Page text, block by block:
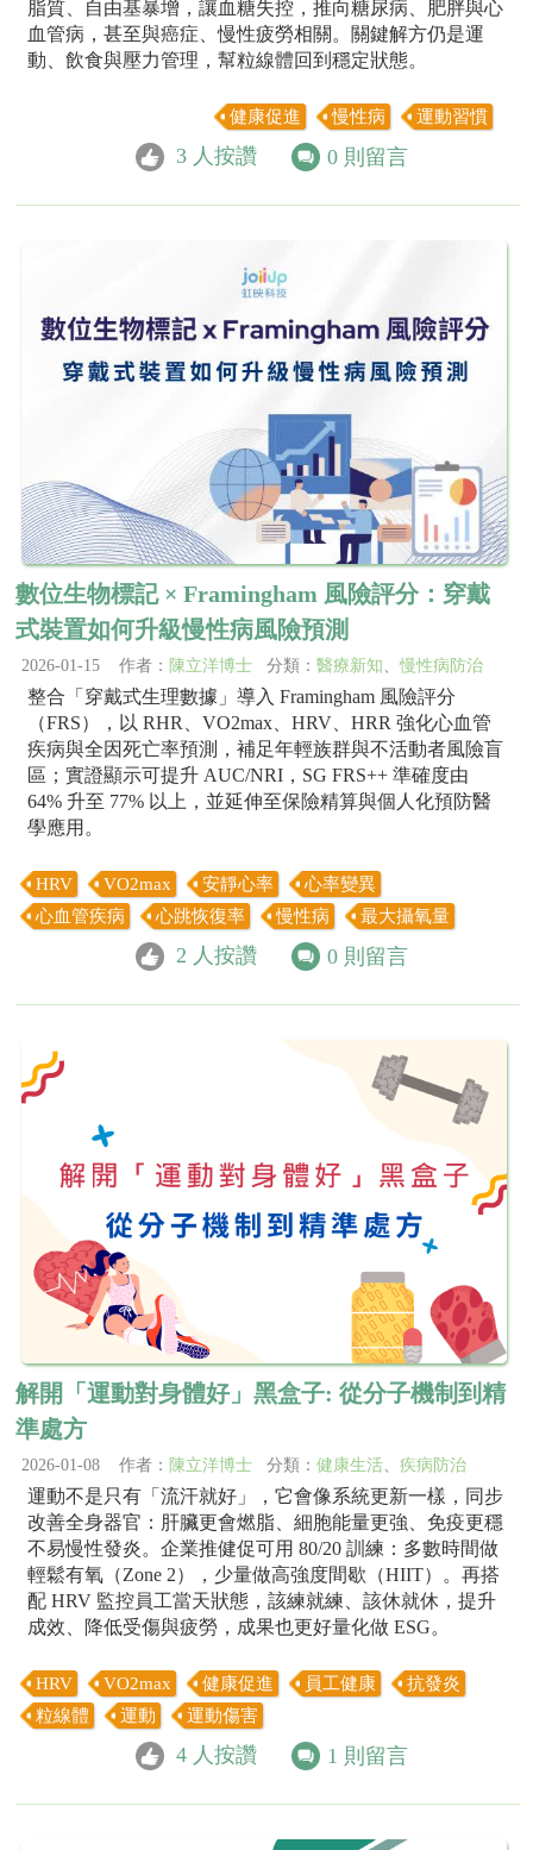
脂質、自由基暴增，讓血糖失控，推向糖尿病、肥胖與心
血管病，甚至與癌症、慢性疲勞相關。關鍵解方仍是運
動、飲食與壓力管理，幫粒線體回到穩定狀態。
健康促進 慢性病 運動習慣
3 人按讚 0 則留言
數位生物標記 × Framingham 風險評分：穿戴
式裝置如何升級慢性病風險預測
2026-01-15 作者： 陳立洋博士 分類： 醫療新知 、慢性病防治
整合「穿戴式生理數據」導入 Framingham 風險評分
（FRS），以 RHR、VO2max、HRV、HRR 強化心血管
疾病與全因死亡率預測，補足年輕族群與不活動者風險盲
區；實證顯示可提升 AUC/NRI，SG FRS++ 準確度由
64% 升至 77% 以上，並延伸至保險精算與個人化預防醫
學應用。
HRV VO2max 安靜心率
心率變異
心血管疾病
心跳恢復率 慢性病 最大攝氧量
2 人按讚 0 則留言
解開「運動對身體好」黑盒子: 從分子機制到精
準處方
2026-01-08 作者： 陳立洋博士 分類： 健康生活 疾病防治
運動不是只有「流汗就好」，它會像系統更新一樣，同步
改善全身器官：肝臟更會燃脂、細胞能量更強、免疫更穩
不易慢性發炎。企業推健促可用 80/20 訓練：多數時間做
輕鬆有氧（Zone 2），少量做高強度間歇（HIIT）。再搭
配 HRV 監控員工當天狀態，該練就練、該休就休，提升
成效、降低受傷與疲勞，成果也更好量化做 ESG。
HRV VO2max 健康促進 員工健康
抗發炎
粒線體
運動 運動傷害
4 人按讚 1 則留言